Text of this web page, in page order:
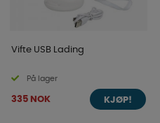
Vifte USB Lading
På lager
335 NOK KJØP!